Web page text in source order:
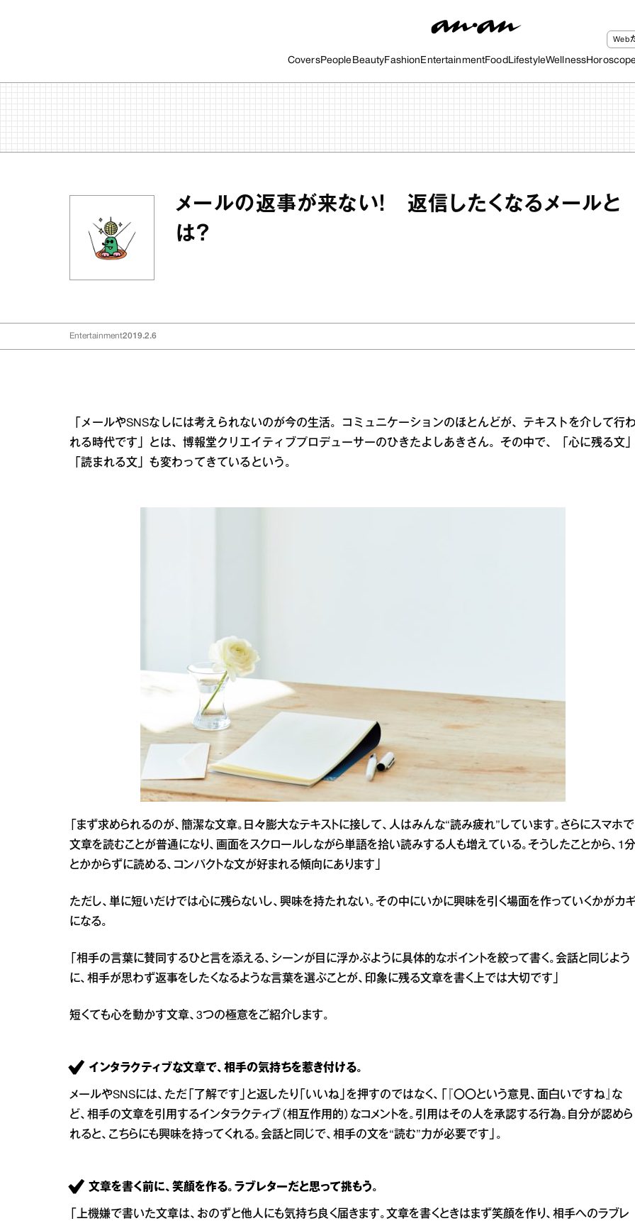
CoversPeople BeautyFashion EntertainmentFood LifestyleWellness
Web
メールの返事が来ない！ 返信したくなるメールと
は？
Entertainment2019.2.6
「メールやSNSなしには考えられないのが今の生活。コミュニケーションのほとんどが、テキストを介して行
れる時代です」とは、博報堂クリエイティブプロデューサーのひきたよしあきさん。その中で、「心に残る文
「読まれる文」も変わってきているという。
「まず求められるのが、簡潔な文章。日々膨大なテキストに接して、人はみんな“読み疲れ”しています。さらにスマホで
文章を読むことが普通になり、画面をスクロールしながら単語を拾い読みする人も増えている。そうしたことから、1分
とかからずに読める、コンパクトな文が好まれる傾向にあります」
ただし、単に短いだけでは心に残らないし、興味を持たれない。その中にいかに興味を引く場面を作っていくかがカギ
になる。
「相手の言葉に賛同するひと言を添える、シーンが目に浮かぶように具体的なポイントを絞って書く。会話と同じよう
に、相手が思わず返事をしたくなるような言葉を選ぶことが、印象に残る文章を書く上では大切です」
短くても心を動かす文章、3つの極意をご紹介します。
インタラクティブな文章で、相手の気持ちを惹き付ける。
メールやSNSには、ただ「了解です」と返したり「いいね」を押すのではなく、「『〇〇という意見、面白いですね』な
ど、相手の文章を引用するインタラクティブ（相互作用的）なコメントを。引用はその人を承認する行為。自分が認めら
れると、こちらにも興味を持ってくれる。会話と同じで、相手の文を“読む”力が必要です」。
文章を書く前に、笑顔を作る。ラブレターだと思って挑もう。
「上機嫌で書いた文章は、おのずと他人にも気持ち良く届きます。文章を書くときはまず笑顔を作り、相手へのラブレ